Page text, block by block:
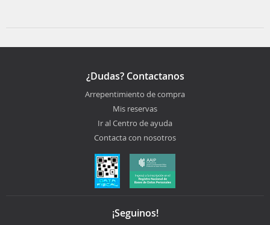
¿Dudas? Contactanos
Arrepentimiento de compra
Mis reservas
Ir al Centro de ayuda
Contacta con nosotros
¡Seguinos!